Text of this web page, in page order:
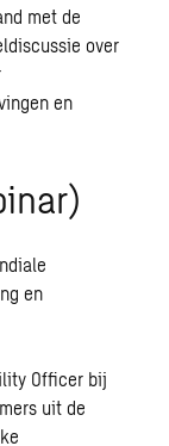
met de
over
en
en
Officer bij
uit de